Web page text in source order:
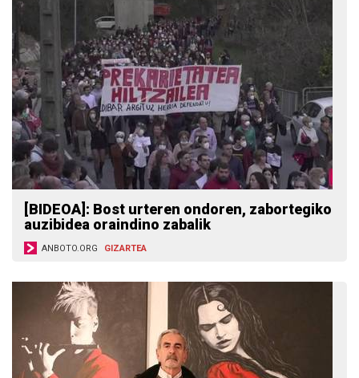
[BIDEOA]: Bost urteren ondoren, zabortegiko
auzibidea oraindino zabalik
ANBOTO.ORG GIZARTEA